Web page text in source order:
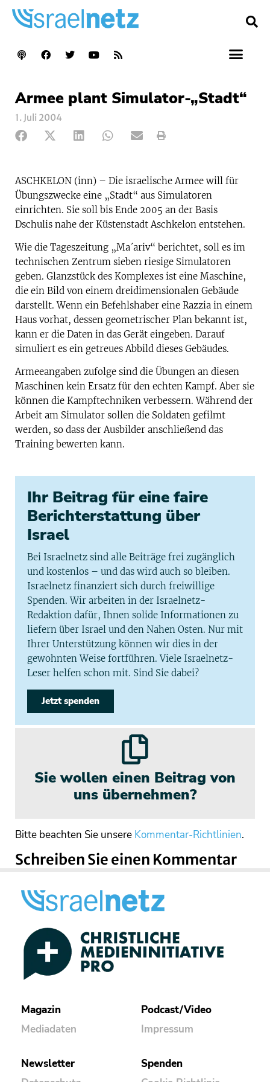
Armee plant Simulator-„Stadt“
1. Juli 2004
ASCHKELON (inn) – Die israelische Armee will für
Übungszwecke eine „Stadt“ aus Simulatoren
einrichten. Sie soll bis Ende 2005 an der Basis
Dschulis nahe der Küstenstadt Aschkelon entstehen.
Wie die Tageszeitung „Ma´ariv“ berichtet, soll es im
technischen Zentrum sieben riesige Simulatoren
geben. Glanzstück des Komplexes ist eine Maschine,
die ein Bild von einem dreidimensionalen Gebäude
darstellt. Wenn ein Befehlshaber eine Razzia in einem
Haus vorhat, dessen geometrischer Plan bekannt ist,
kann er die Daten in das Gerät eingeben. Darauf
simuliert es ein getreues Abbild dieses Gebäudes.
Armeeangaben zufolge sind die Übungen an diesen
Maschinen kein Ersatz für den echten Kampf. Aber sie
können die Kampftechniken verbessern. Während der
Arbeit am Simulator sollen die Soldaten gefilmt
werden, so dass der Ausbilder anschließend das
Training bewerten kann.
Ihr Beitrag für eine faire
Berichterstattung über
Israel
Bei Israelnetz sind alle Beiträge frei zugänglich
und kostenlos – und das wird auch so bleiben.
Israelnetz finanziert sich durch freiwillige
Spenden. Wir arbeiten in der Israelnetz-
Redaktion dafür, Ihnen solide Informationen zu
liefern über Israel und den Nahen Osten. Nur mit
Ihrer Unterstützung können wir dies in der
gewohnten Weise fortführen. Viele Israelnetz-
Leser helfen schon mit. Sind Sie dabei?
Jetzt spenden
Sie wollen einen Beitrag von
uns übernehmen?
Bitte beachten Sie unsere Kommentar-Richtlinien.
Schreiben Sie einen Kommentar
Magazin
Mediadaten
Podcast/Video
Impressum
Newsletter
Spenden